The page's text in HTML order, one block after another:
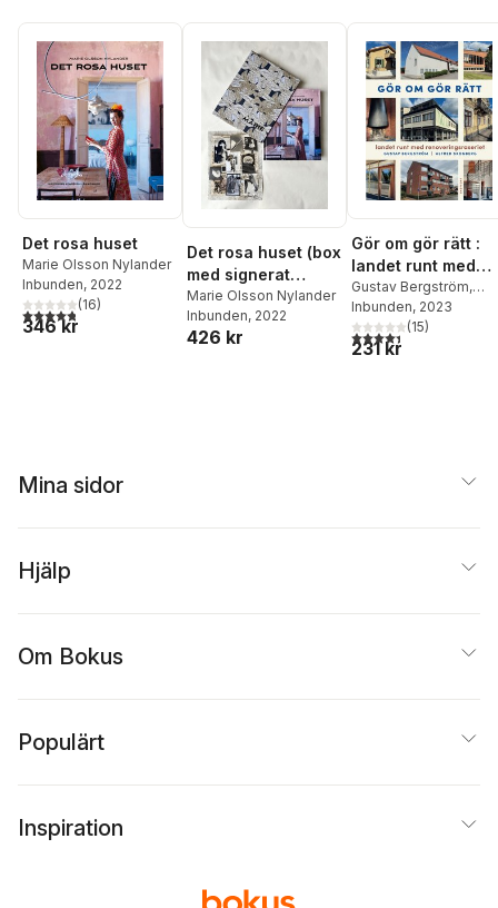
Det rosa huset
Marie Olsson Nylander
Inbunden, 2022
4,8utav 5 stjärnor. Totalt antal röster:
(16)
346 kr
Det rosa huset (box
med signerat
kollage, limiterad
utgåva)
Marie Olsson Nylander
Inbunden, 2022
426 kr
Gör om gör rätt :
landet runt med
t
Gustav Bergström,
Alfred Skogberg
Inbunden, 2023
4,4utav 5 stjärnor.
(15)
231 kr
Mina sidor
Hjälp
Om Bokus
Populärt
Inspiration